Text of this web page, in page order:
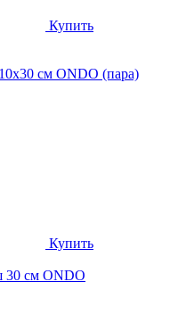
Купить
см ONDO (пара)
Купить
30 cм ONDO